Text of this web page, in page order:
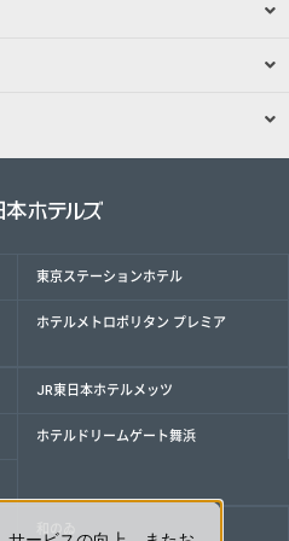
東京ステーションホテル
ホテルメトロポリタン プレミア
JR東日本ホテルメッツ
ホテルドリームゲート舞浜
和のゐ